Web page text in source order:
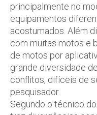
principalmente no
equipamentos
acostumados. Além
com muitas motos e
de motos por
grande diversidade
conflitos, difíceis de
pesquisador.
Segundo o técnico